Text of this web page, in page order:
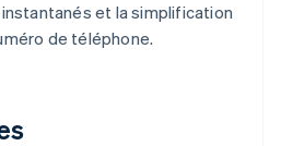
et la simplification
de téléphone.